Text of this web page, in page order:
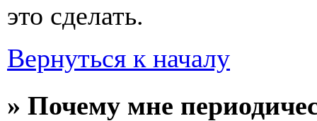
это сделать.
Вернуться к началу
» Почему мне